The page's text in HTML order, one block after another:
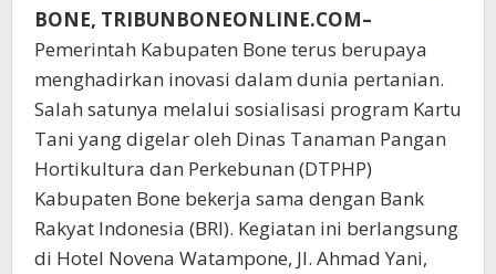
BONE, TRIBUNBONEONLINE.COM–
Pemerintah Kabupaten Bone terus berupaya
menghadirkan inovasi dalam dunia pertanian.
Salah satunya melalui sosialisasi program Kartu
Tani yang digelar oleh Dinas Tanaman Pangan
Hortikultura dan Perkebunan (DTPHP)
Kabupaten Bone bekerja sama dengan Bank
Rakyat Indonesia (BRI). Kegiatan ini berlangsung
di Hotel Novena Watampone, Jl. Ahmad Yani,